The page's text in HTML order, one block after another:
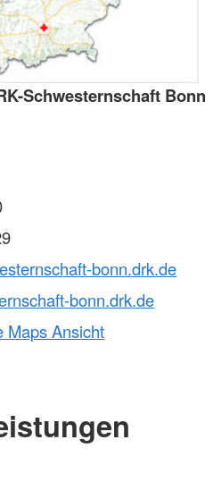
Schwesternschaft Bonn
bonn.drk.de
bonn.drk.de
Maps Ansicht